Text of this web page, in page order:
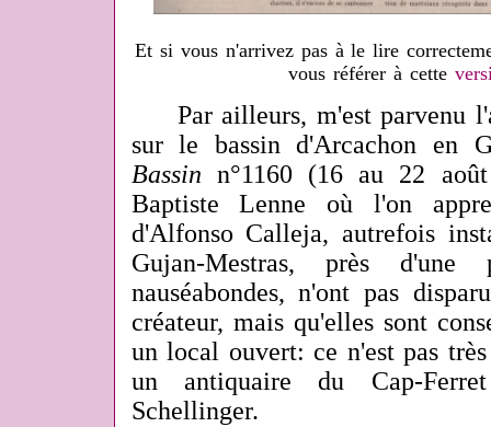
Et si vous n'arrivez pas à le lire
vous référer à cette
Par ailleurs, m'est parvenu
sur le bassin d'Arcachon en
Bassin n°1160 (16 au 22
Baptiste Lenne où l'on
d'Alfonso Calleja, autrefois
Gujan-Mestras, près d'une
nauséabondes, n'ont pas
créateur, mais qu'elles sont
un local ouvert: ce n'est pas
un antiquaire du Cap-
Schellinger.